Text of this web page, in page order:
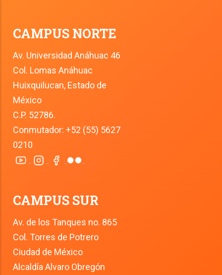
CAMPUS NORTE
Av. Universidad Anáhuac 46
Col. Lomas Anáhuac
Huixquilucan, Estado de
México
C.P. 52786.
Conmutador: +52 (55) 5627
0210
CAMPUS SUR
Av. de los Tanques no. 865
Col. Torres de Potrero
Ciudad de México
Alcaldía Alvaro Obregón